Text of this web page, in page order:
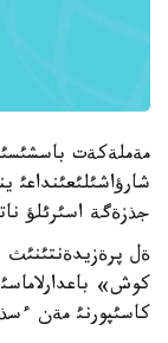
مةملةكةت
شارؤاشئلئعئنداعئ
جذزةگة اسئرئلؤ
ةل پرةزيدةنتئنئث
كوش»
كاسئپورنئ مةن